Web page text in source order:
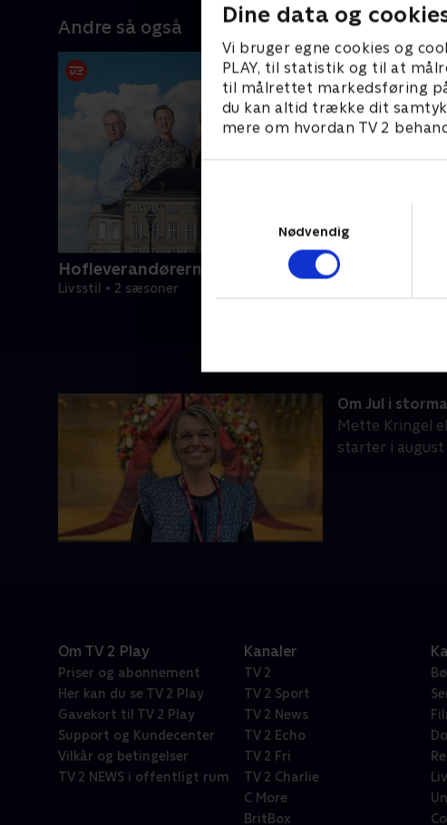
Dine data og
Vi bruger egne cookies og
PLAY, til statistik og til at
til målrettet markedsføring
du kan altid trække dit
mere om hvordan TV 2
Nødvendig
Andre så også
Hofleverandørerne
Livsstil • 2 sæsoner
Om Jul i
Mette Kringel
starter i august
Om TV 2 Play
Priser og abonnement
Her kan du se TV 2 Play
Gavekort til TV 2 Play
Support og Kundecenter
Vilkår og betingelser
TV 2 NEWS i offentligt rum
Kanaler
TV 2
TV 2 Sport
TV 2 News
TV 2 Echo
TV 2 Fri
TV 2 Charlie
C More
BritBox